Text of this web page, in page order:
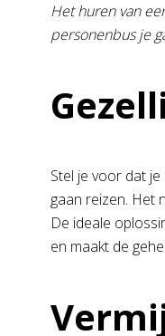
Het huren van
personenbus je
Stel je voor dat
gaan reizen. Het
De ideale
en maakt de